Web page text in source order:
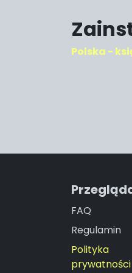
Polska -
FAQ
Regulamin
Polityka
prywatności